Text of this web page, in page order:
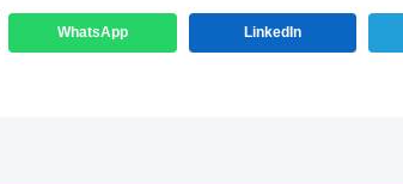
WhatsApp LinkedIn